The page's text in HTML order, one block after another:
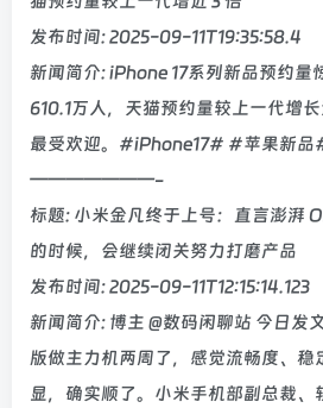
发布时间: 2025-09-11T19:35:58.4
新闻简介: iPhone 17系列新品预约量
610.1万人，天猫预约量较上一代增
最受欢迎。#iPhone17# #苹果新品
———————-
标题: 小米金凡终于上号：直言澎湃
的时候，会继续闭关努力打磨产品
发布时间: 2025-09-11T12:15:14.123
新闻简介: 博主 @数码闲聊站 今日发
版做主力机两周了，感觉流畅度、稳
显，确实顺了。小米手机部副总裁、